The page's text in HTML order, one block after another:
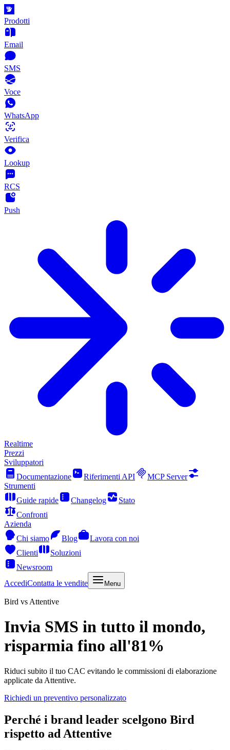
Prodotti
Email
SMS
Voce
WhatsApp
Verifica
Lookup
RCS
Push
Realtime
Prezzi
Sviluppatori
Documentazione
Riferimenti API
MCP Server
Strumenti
Guide rapide
Changelog
Stato
Confronti
Azienda
Chi siamo
Blog
Lavora con noi
Clienti
Soluzioni
Newsroom
AccediContatta le vendite Menu
Bird vs Attentive
Invia SMS in tutto il mondo,
risparmia fino all'81%
Riduci subito il tuo CAC evitando le commissioni di elaborazione
applicate da Attentive.
Richiedi un preventivo personalizzato
Perché i brand leader scelgono Bird
rispetto ad Attentive